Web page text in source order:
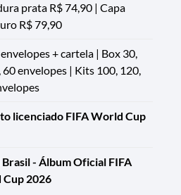
prata R$ 74,90 | Capa
R$ 79,90
+ cartela | Box 30,
60 envelopes | Kits 100, 120,
licenciado FIFA World Cup
Brasil - Álbum Oficial FIFA
2026